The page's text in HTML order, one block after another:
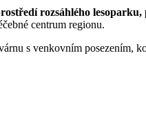
rozsáhlého
centrum regionu.
s venkovním posezením,